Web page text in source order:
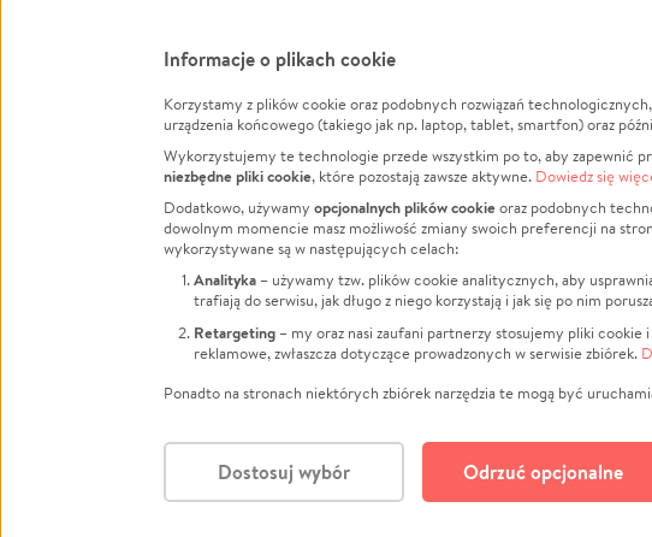
FacebookTwitter Instagram
LinkedInTikTok Youtube
Informacje
Jak to działa?
Regulamin
Polityka Prywatności
Kontakt
Porównanie serwisów
Polityka plików
Zarządzaj zgodami
Polski
Informacje o plikach cookie
Korzystamy z plików cookie oraz podobnych rozwiązań
urządzenia końcowego (takiego jak np. laptop, tablet, smartfon) oraz
Wykorzystujemy te technologie przede wszystkim po to, aby zapewnić
niezbędne pliki cookie, które pozostają zawsze aktywne. Dowiedz się
Dodatkowo, używamy opcjonalnych plików cookieoraz podobnych
dowolnym momencie masz możliwość zmiany swoich preferencji na
wykorzystywane są w następujących celach:
Analityka – używamy tzw. plików cookie analitycznych, aby
trafiają do serwisu, jak długo z niego korzystają i jak się po nim
Retargeting – my oraz nasi zaufani partnerzy stosujemy pliki
reklamowe, zwłaszcza dotyczące prowadzonych w serwisie zbiórek.
Ponadto na stronach niektórych zbiórek narzędzia te mogą być
Dostosuj wybór Odrzuć opcjonalne